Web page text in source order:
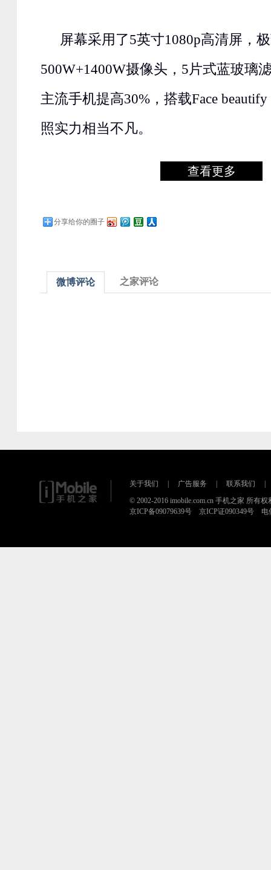
屏幕采用了5英寸1080p高清屏，
500W+1400W摄像头，5片式蓝玻璃
主流手机提高30%，搭载Face
照实力相当不凡。
查看更多
分享给你的圈子
微博评论 之家评论
关于我们 广告服务 联系我们
© 2002-2016 imobile.com.cn 手机之家 所有权
京ICP备09079639号 京ICP证090349号 电